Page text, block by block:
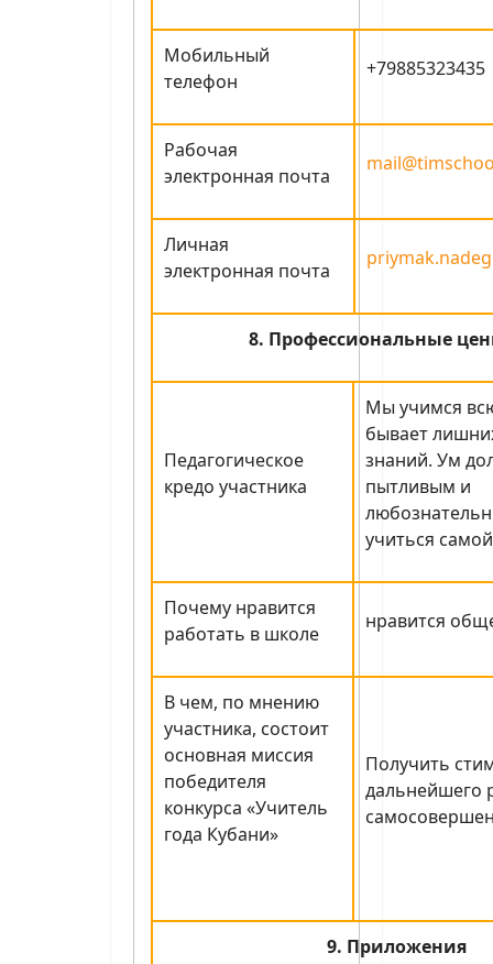
Мобильный
телефон
+79885323435
Рабочая
электронная почта
Личная
электронная почта
8. Профессиональные
Педагогическое
кредо участника
Мы учимся
бывает
знаний. Ум
пытливым и
учиться
Почему нравится
работать в школе
нравится
В чем, по мнению
участника, состоит
основная миссия
победителя
конкурса «Учитель
года Кубани»
Получить
дальнейшего
9. Приложения